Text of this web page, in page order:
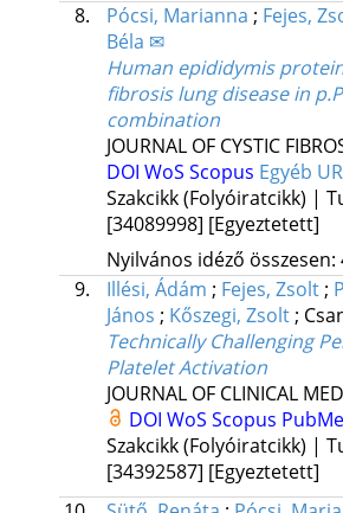
8.
Pócsi, Marianna ; Fejes,
Béla ✉
Human epididymis
fibrosis lung disease in
combination
JOURNAL OF CYSTIC
DOI WoS Scopus Egyéb
Szakcikk (Folyóiratcikk) |
[34089998] [Egyeztetett]
Nyilvános idéző
9.
Illési, Ádám ; Fejes, Zsolt ;
János ; Kőszegi, Zsolt ;
Technically Challenging
Platelet Activation
JOURNAL OF CLINICAL
DOI WoS Scopus
Szakcikk (Folyóiratcikk) |
[34392587] [Egyeztetett]